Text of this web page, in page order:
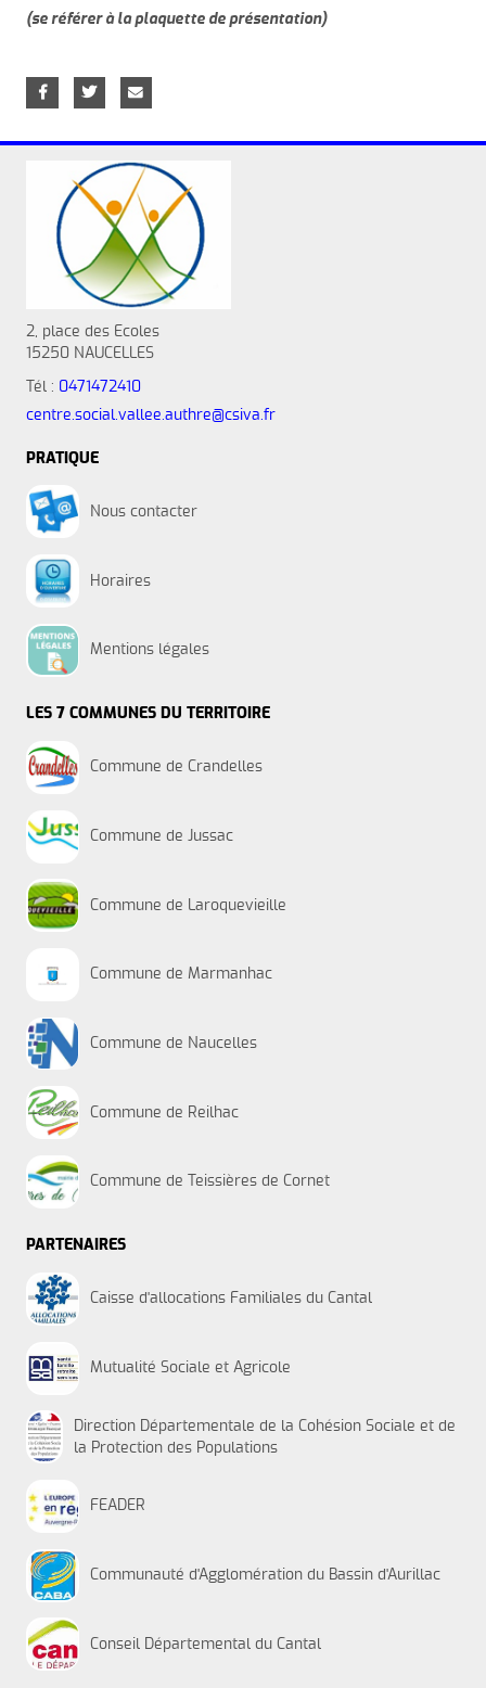
(se référer à la plaquette de présentation)
2, place des Ecoles
15250 NAUCELLES
Tél : 0471472410
centre.social.vallee.authre@csiva.fr
PRATIQUE
Nous contacter
Horaires
Mentions légales
LES 7 COMMUNES DU TERRITOIRE
Commune de Crandelles
Commune de Jussac
Commune de Laroquevieille
Commune de Marmanhac
Commune de Naucelles
Commune de Reilhac
Commune de Teissières de Cornet
PARTENAIRES
Caisse d'allocations Familiales du Cantal
Mutualité Sociale et Agricole
Direction Départementale de la Cohésion Sociale et de
la Protection des Populations
FEADER
Communauté d'Agglomération du Bassin d'Aurillac
Conseil Départemental du Cantal